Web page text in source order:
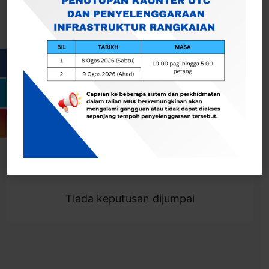
Togol Penapis
Showing 0 result
Tiada keputusan dijumpai